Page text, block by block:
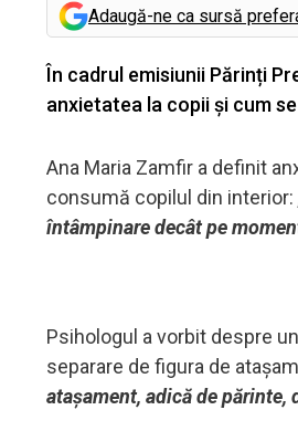
Adaugă-ne ca sursă
În cadrul emisiunii Părinți
anxietatea la copii și cum
Ana Maria Zamfir a definit
consumă copilul din interior:
întâmpinare decât pe
Psihologul a vorbit despre
separare de figura de
atașament, adică de părinte,